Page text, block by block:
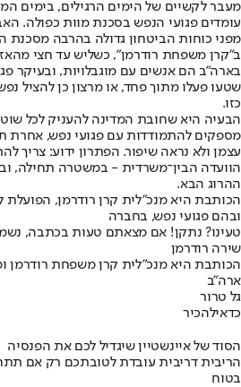
מעבר לקשיים של הימים הרגילים, בימים
עומדים פגועי הנפש בסכנת מוות כפולה.
מפני כוחות הביטחון גדולה בהרבה מסכנת
ב"קרן משפחת רודרמן", כשליש עד חצי
בארה"ב הם אנשים עם מוגבלויות, ובעיקר
שטעו פעלו מתוך פחד, או מרצון כן להציל
כזו.
הבעיה היא שחובת המדינה להעניק לכל
מספקים להתמודדות עם פגועי נפש, אחרת
עצמן ולא נראה שיפור. הפתרון ידוע: צריך
הוועדה הבין־משרדית - במשטרה תחילה,
ההרוג הבא.
הכותבת היא מנכ"לית קרן רודרמן, הפועלת
ובהם פגועי נפש, בחברה
טעינו? נתקן! אם מצאתם טעות בכתבה,
שירה רודרמן
הכותבת היא מנכ"לית קרן משפחת רודרמן
ארה"ב
גל טרור
כדאילהכיר
הסוד של איינשטיין שיגדיל לכם את הפנסיה
הריבית דריבית עובדת לטובתכם רק אם
בטוח